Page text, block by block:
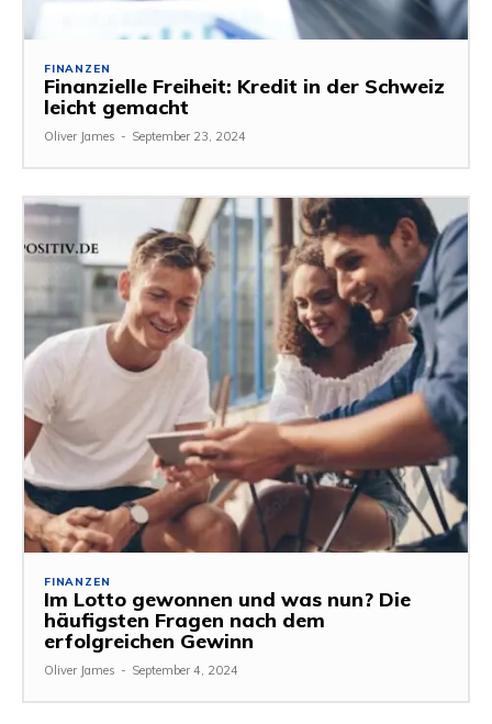
FINANZEN
Finanzielle Freiheit: Kredit in der Schweiz
leicht gemacht
Oliver James - September 23, 2024
FINANZEN
Im Lotto gewonnen und was nun? Die
häufigsten Fragen nach dem
erfolgreichen Gewinn
Oliver James - September 4, 2024